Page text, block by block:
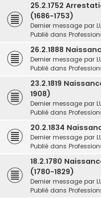
25.2.1752
(1686-1753)
Dernier message par
Publié dans
26.2.1888
Dernier message par
Publié dans
23.2.1819
1908)
Dernier message par
Publié dans
20.2.1834
Dernier message par
Publié dans
18.2.1780
(1780-1829)
Dernier message par
Publié dans